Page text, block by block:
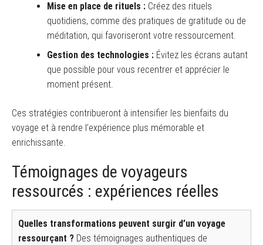
Mise en place de rituels : Créez des rituels
quotidiens, comme des pratiques de gratitude ou de
méditation, qui favoriseront votre ressourcement.
Gestion des technologies : Évitez les écrans autant
que possible pour vous recentrer et apprécier le
moment présent.
Ces stratégies contribueront à intensifier les bienfaits du
voyage et à rendre l’expérience plus mémorable et
enrichissante.
Témoignages de voyageurs
ressourcés : expériences réelles
Quelles transformations peuvent surgir d’un voyage
ressourçant ? Des témoignages authentiques de